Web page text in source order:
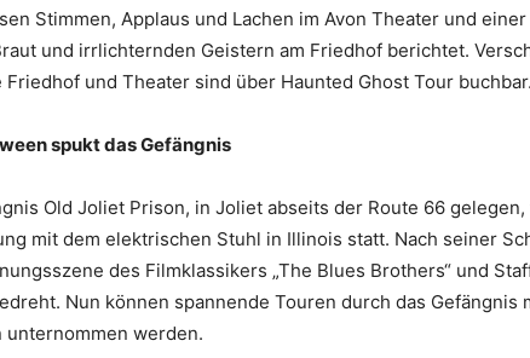
Stimmen, Applaus und Lachen im Avon Theater und
und irrlichternden Geistern am Friedhof berichtet.
Friedhof und Theater sind über Haunted Ghost Tour buchbar.
spukt das Gefängnis
Old Joliet Prison, in Joliet abseits der Route 66
mit dem elektrischen Stuhl in Illinois statt. Nach seiner
des Filmklassikers „The Blues Brothers“ und
Nun können spannende Touren durch das Gefängnis
unternommen werden.